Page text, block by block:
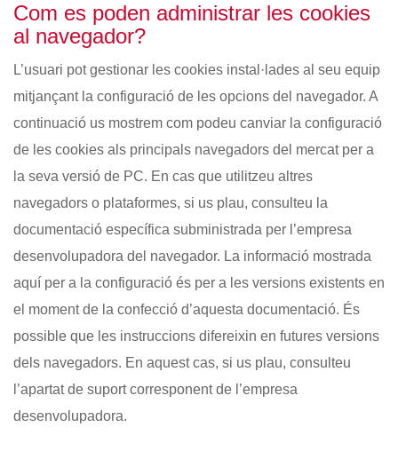
Com es poden administrar les cookies
al navegador?
L’usuari pot gestionar les cookies instal·lades al seu equip
mitjançant la configuració de les opcions del navegador. A
continuació us mostrem com podeu canviar la configuració
de les cookies als principals navegadors del mercat per a
la seva versió de PC. En cas que utilitzeu altres
navegadors o plataformes, si us plau, consulteu la
documentació específica subministrada per l’empresa
desenvolupadora del navegador. La informació mostrada
aquí per a la configuració és per a les versions existents en
el moment de la confecció d’aquesta documentació. És
possible que les instruccions difereixin en futures versions
dels navegadors. En aquest cas, si us plau, consulteu
l’apartat de suport corresponent de l’empresa
desenvolupadora.